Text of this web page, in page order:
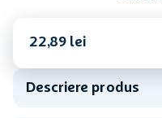
22,89 lei
Descriere produs